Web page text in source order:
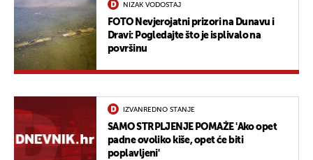
NIZAK VODOSTAJ
FOTO Nevjerojatni prizori na Dunavu i
Dravi: Pogledajte što je isplivalo na
površinu
IZVANREDNO STANJE
SAMO STRPLJENJE POMAŽE 'Ako opet
padne ovoliko kiše, opet će biti
poplavljeni'